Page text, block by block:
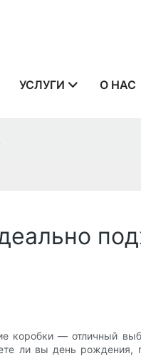
УСЛУГИ О НАС
коробки — отличный
ли вы день рождения,